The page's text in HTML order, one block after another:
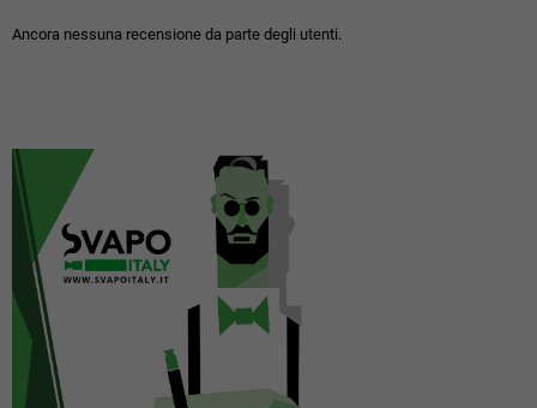
Ancora nessuna recensione da parte degli utenti.